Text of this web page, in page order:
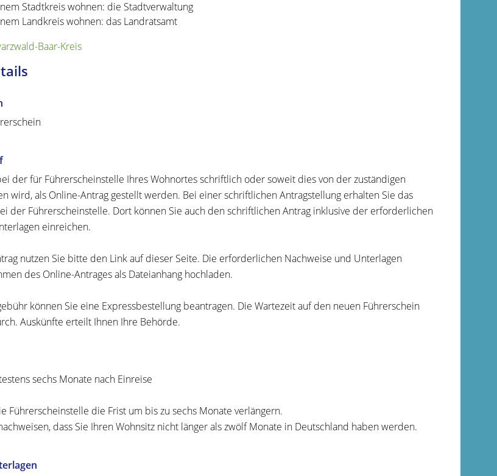
Stadtkreis wohnen: die Stadtverwaltung
Landkreis wohnen: das Landratsamt
Baar-Kreis
der für Führerscheinstelle Ihres Wohnortes schriftlich oder soweit dies von der zuständigen
wird, als Online-Antrag gestellt werden. Bei einer schriftlichen Antragstellung erhalten Sie das
der Führerscheinstelle. Dort können Sie auch den schriftlichen Antrag inklusive der erforderlichen
einreichen.
nutzen Sie bitte den Link auf dieser Seite. Die erforderlichen Nachweise und Unterlagen
des Online-Antrages als Dateianhang hochladen.
können Sie eine Expressbestellung beantragen. Die Wartezeit auf den neuen Führerschein
Auskünfte erteilt Ihnen Ihre Behörde.
sechs Monate nach Einreise
Führerscheinstelle die Frist um bis zu sechs Monate verlängern.
dass Sie Ihren Wohnsitz nicht länger als zwölf Monate in Deutschland haben werden.